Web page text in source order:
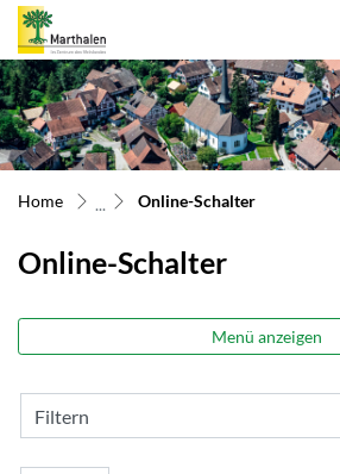
zur Startseite
Direkt zur Hauptnavigation
Direkt zum Inhalt
Direkt zur Suche
Direkt zum Stichwortverzeichnis
Home Online-Schalter(ausgewählt)
Online-Schalter
Menü anzeigen
Filtern